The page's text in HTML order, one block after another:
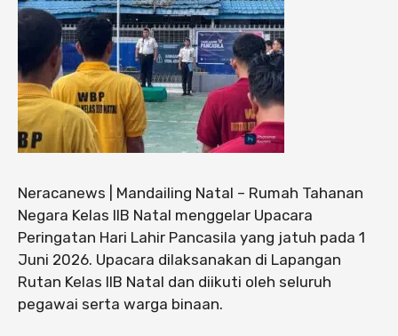
Neracanews | Mandailing Natal – Rumah Tahanan
Negara Kelas IIB Natal menggelar Upacara
Peringatan Hari Lahir Pancasila yang jatuh pada 1
Juni 2026. Upacara dilaksanakan di Lapangan
Rutan Kelas IIB Natal dan diikuti oleh seluruh
pegawai serta warga binaan.